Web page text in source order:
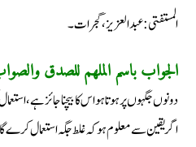
المستفتی: عبد العزیز، گجرات۔
الجواب باسم الملھم للصدق
دونوں جگہوں پر ہوتا ہو اس کا بیچنا جائز ہے،
اگر یقین سے معلوم ہو کہ غلط جگہ استعمال کرے گا